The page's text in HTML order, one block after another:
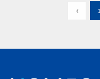
1